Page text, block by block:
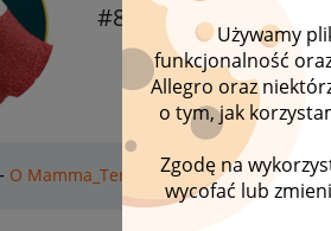
Używamy
funkcjonalność
Allegro oraz
o tym, jak
Zgodę na
wycofać lub
#8 Zapaleniec
O Mamma_Terra